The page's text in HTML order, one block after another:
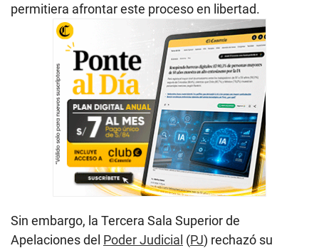
permitiera afrontar este proceso en libertad.
Sin embargo, la Tercera Sala Superior de
Apelaciones del Poder Judicial (PJ) rechazó su